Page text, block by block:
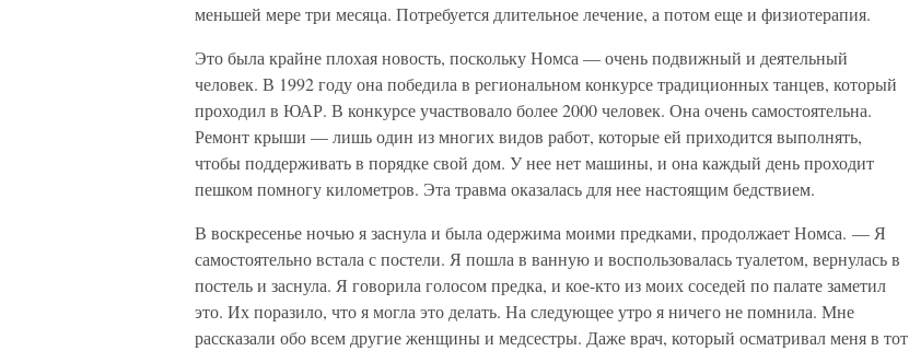
меньшей мере три месяца. Потребуется длительное лечение, а потом еще и физиотерапия.
Это была крайне плохая новость, поскольку Номса — очень подвижный и деятельный
человек. В 1992 году она победила в региональном конкурсе традиционных танцев, который
проходил в ЮАР. В конкурсе участвовало более 2000 человек. Она очень самостоятельна.
Ремонт крыши — лишь один из многих видов работ, которые ей приходится выполнять,
чтобы поддерживать в порядке свой дом. У нее нет машины, и она каждый день проходит
пешком помногу километров. Эта травма оказалась для нее настоящим бедствием.
В воскресенье ночью я заснула и была одержима моими предками, продолжает Номса. — Я
самостоятельно встала с постели. Я пошла в ванную и воспользовалась туалетом, вернулась в
постель и заснула. Я говорила голосом предка, и кое-кто из моих соседей по палате заметил
это. Их поразило, что я могла это делать. На следующее утро я ничего не помнила. Мне
рассказали обо всем другие женщины и медсестры. Даже врач, который осматривал меня в тот